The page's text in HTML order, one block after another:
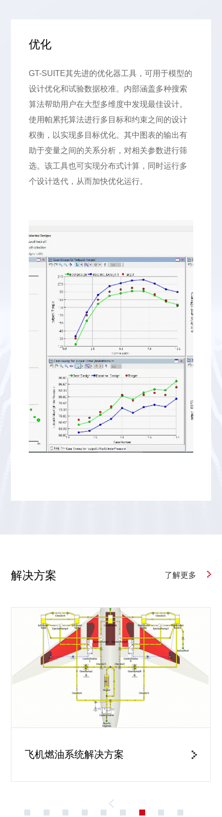
优化
GT-SUITE其先进的优化器工具，可用于模型的
设计优化和试验数据校准。内部涵盖多种搜索
算法帮助用户在大型多维度中发现最佳设计。
使用帕累托算法进行多目标和约束之间的设计
权衡，以实现多目标优化。其中图表的输出有
助于变量之间的关系分析，对相关参数进行筛
选。该工具也可实现分布式计算，同时运行多
个设计迭代，从而加快优化运行。
解决方案 了解更多
飞机燃油系统解决方案